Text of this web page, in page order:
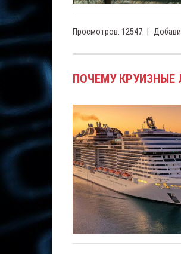
Просмотров: 12547
ПОЧЕМУ